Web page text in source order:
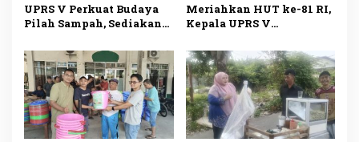
UPRS V Perkuat Budaya
Pilah Sampah, Sediakan
Dukung Lingkungan
Bersih
Meriahkan HUT ke-81 RI,
Kepala UPRS V
Lomba Antar-Rusun di
Daan Mogot